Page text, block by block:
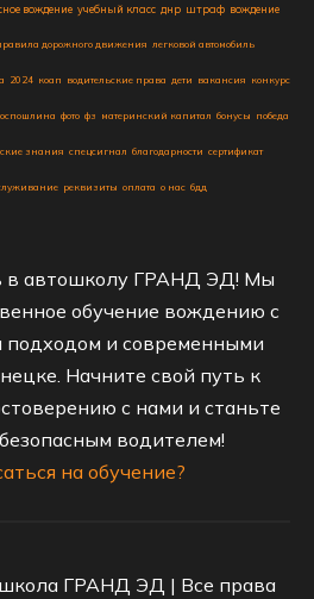
вождение учебный класс днр штраф вождение
дорожного движения легковой автомобиль
2024 коап водительские права дети вакансия конкурс
фото фз материнский капитал бонусы победа
знания спецсигнал благодарности сертификат
реквизиты оплата о нас бдд
в автошколу ГРАНД ЭД! Мы
обучение вождению с
и современными
Начните свой путь к
с нами и станьте
водителем!
на обучение?
ГРАНД ЭД | Все права